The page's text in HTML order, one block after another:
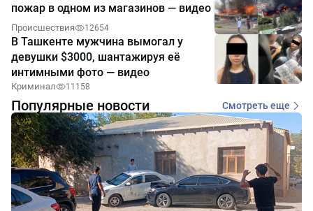
пожар в одном из магазинов — видео
Происшествия 12654
В Ташкенте мужчина вымогал у
девушки $3000, шантажируя её
интимными фото — видео
Криминал 11158
Популярные новости Смотреть еще